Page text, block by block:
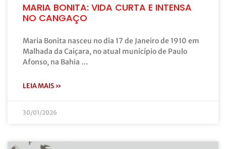
MARIA BONITA: VIDA CURTA E INTENSA
NO CANGAÇO
Maria Bonita nasceu no dia 17 de Janeiro de 1910 em
Malhada da Caiçara, no atual município de Paulo
Afonso, na Bahia …
LEIA MAIS »
30/01/2026